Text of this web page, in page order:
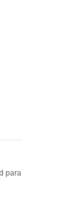
para